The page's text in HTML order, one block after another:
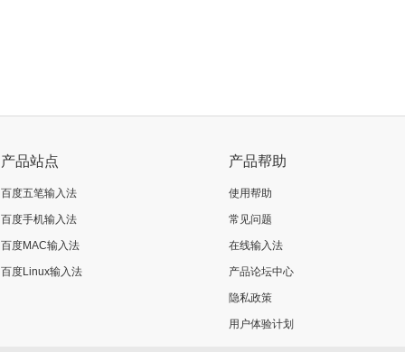
产品站点
百度五笔输入法
百度手机输入法
百度MAC输入法
百度Linux输入法
产品帮助
使用帮助
常见问题
在线输入法
产品论坛中心
隐私政策
用户体验计划